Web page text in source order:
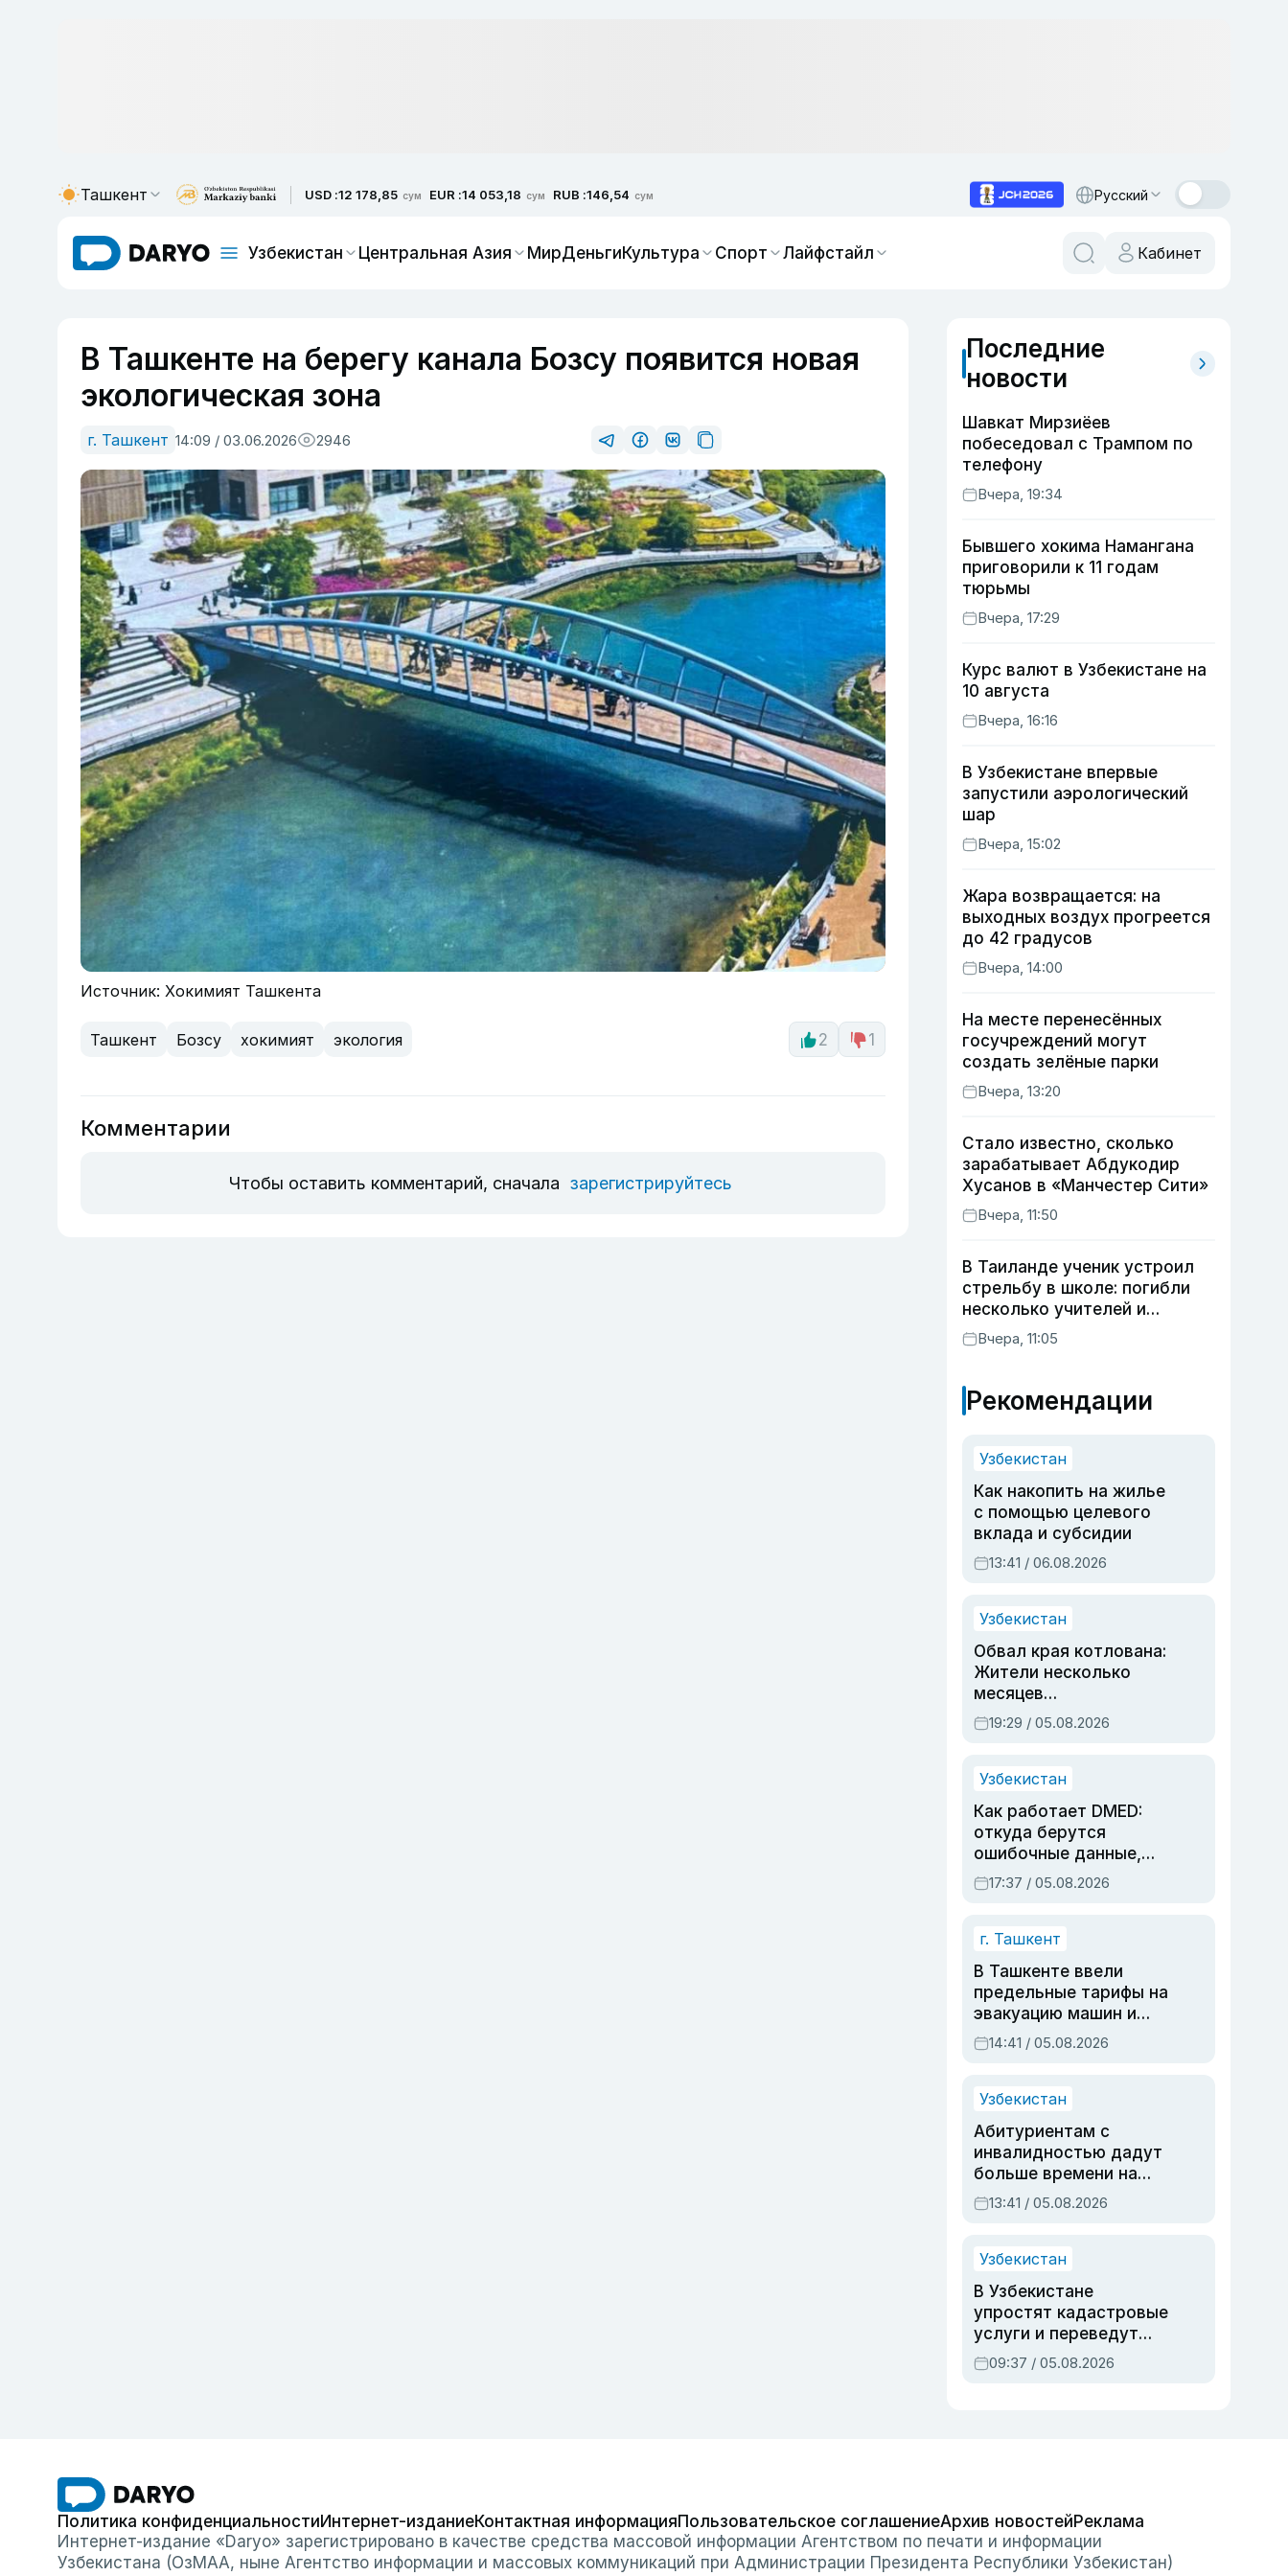
Ташкент USD :12 178,85 сум EUR :14 053,18 сум RUB :146,54 сум Русский
Узбекистан Центральная Азия МирДеньгиКультура Спорт Лайфстайл Кабинет
В Ташкенте на берегу канала Бозсу появится новая
экологическая зона
г. Ташкент 14:09 / 03.06.2026 2946
Источник: Хокимият Ташкента
Ташкент Бозсу хокимият экология 2 1
Комментарии
Чтобы оставить комментарий, сначала зарегистрируйтесь
Последние
новости
Шавкат Мирзиёев
побеседовал с Трампом по
телефону
Вчера, 19:34
Бывшего хокима Намангана
приговорили к 11 годам
тюрьмы
Вчера, 17:29
Курс валют в Узбекистане на
10 августа
Вчера, 16:16
В Узбекистане впервые
запустили аэрологический
шар
Вчера, 15:02
Жара возвращается: на
выходных воздух прогреется
до 42 градусов
Вчера, 14:00
На месте перенесённых
госучреждений могут
создать зелёные парки
Вчера, 13:20
Стало известно, сколько
зарабатывает Абдукодир
Хусанов в «Манчестер Сити»
Вчера, 11:50
В Таиланде ученик устроил
стрельбу в школе: погибли
несколько учителей и
учащихся
Вчера, 11:05
Рекомендации
Узбекистан
Как накопить на жилье
с помощью целевого
вклада и субсидии
13:41 / 06.08.2026
Узбекистан
Обвал края котлована:
Жители несколько
месяцев
предупреждали об
опасности, но стройка
19:29 / 05.08.2026
Узбекистан
Как работает DMED:
откуда берутся
ошибочные данные,
дубли аккаунтов и
очереди по онлайн-
17:37 / 05.08.2026
г. Ташкент
В Ташкенте ввели
предельные тарифы на
эвакуацию машин и
штрафстоянки
14:41 / 05.08.2026
Узбекистан
Абитуриентам с
инвалидностью дадут
больше времени на
вступительных
экзаменах
13:41 / 05.08.2026
Узбекистан
В Узбекистане
упростят кадастровые
услуги и переведут
регистрацию
недвижимости в
09:37 / 05.08.2026
Политика конфиденциальностиИнтернет-изданиеКонтактная информацияПользовательское соглашениеАрхив новостейРеклама
Интернет-издание «Daryo» зарегистрировано в качестве средства массовой информации Агентством по печати и информации
Узбекистана (ОзМАА, ныне Агентство информации и массовых коммуникаций при Администрации Президента Республики Узбекистан)